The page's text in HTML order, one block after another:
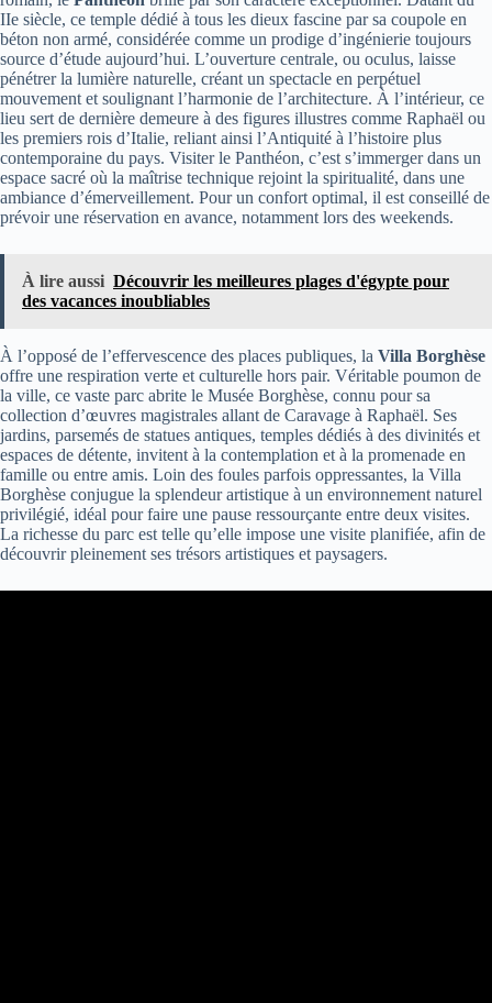
IIe siècle, ce temple dédié à tous les dieux fascine par sa coupole en
béton non armé, considérée comme un prodige d’ingénierie toujours
source d’étude aujourd’hui. L’ouverture centrale, ou oculus, laisse
pénétrer la lumière naturelle, créant un spectacle en perpétuel
mouvement et soulignant l’harmonie de l’architecture. À l’intérieur, ce
lieu sert de dernière demeure à des figures illustres comme Raphaël ou
les premiers rois d’Italie, reliant ainsi l’Antiquité à l’histoire plus
contemporaine du pays. Visiter le Panthéon, c’est s’immerger dans un
espace sacré où la maîtrise technique rejoint la spiritualité, dans une
ambiance d’émerveillement. Pour un confort optimal, il est conseillé de
prévoir une réservation en avance, notamment lors des weekends.
À lire aussi Découvrir les meilleures plages d'égypte pour
des vacances inoubliables
À l’opposé de l’effervescence des places publiques, la Villa Borghèse
offre une respiration verte et culturelle hors pair. Véritable poumon de
la ville, ce vaste parc abrite le Musée Borghèse, connu pour sa
collection d’œuvres magistrales allant de Caravage à Raphaël. Ses
jardins, parsemés de statues antiques, temples dédiés à des divinités et
espaces de détente, invitent à la contemplation et à la promenade en
famille ou entre amis. Loin des foules parfois oppressantes, la Villa
Borghèse conjugue la splendeur artistique à un environnement naturel
privilégié, idéal pour faire une pause ressourçante entre deux visites.
La richesse du parc est telle qu’elle impose une visite planifiée, afin de
découvrir pleinement ses trésors artistiques et paysagers.